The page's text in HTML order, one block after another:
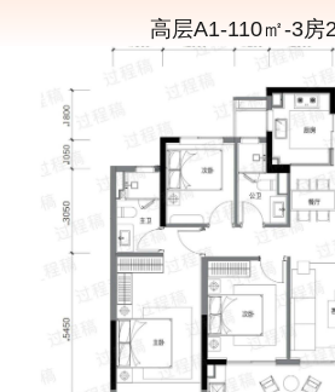
高层A1-110㎡-3房